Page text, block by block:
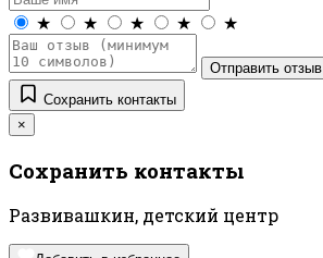
★ ★ ★ ★ ★
Отправить отзыв
Сохранить контакты
×
Сохранить контакты
Развивашкин, детский центр